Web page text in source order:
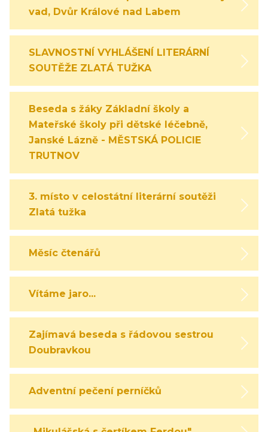
vad, Dvůr Králové nad Labem
SLAVNOSTNÍ VYHLÁŠENÍ LITERÁRNÍ
SOUTĚŽE ZLATÁ TUŽKA
Beseda s žáky Základní školy a
Mateřské školy při dětské léčebně,
Janské Lázně - MĚSTSKÁ POLICIE
TRUTNOV
3. místo v celostátní literární soutěži
Zlatá tužka
Měsíc čtenářů
Vítáme jaro...
Zajímavá beseda s řádovou sestrou
Doubravkou
Adventní pečení perníčků